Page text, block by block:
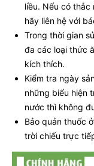
liều. Nếu có
hãy liên hệ với
Trong thời gian
đa các loại thức
kích thích.
Kiểm tra ngày
những biểu hiện
nước thì không
Bảo quản thuốc
trời chiếu trực